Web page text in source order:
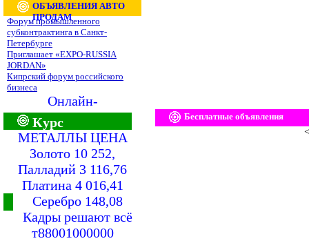
ОБЪЯВЛЕНИЯ АВТО
ПРОДАМ
Форум промышленного
субконтрактинга в Санкт-
Петербурге
Приглашает «EXPO-RUSSIA
JORDAN»
Кипрский форум российского
бизнеса
Онлайн-
Курс
МЕТАЛЛЫ ЦЕНА
Золото 10 252,
Палладий 3 116,76
Платина 4 016,41
Серебро 148,08
Кадры решают всё
т88001000000
Бесплатные объявления